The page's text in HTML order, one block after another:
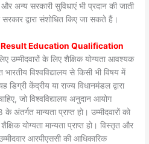
और अन्य सरकारी सुविधाएं भी प्रदान की जाती
द्वारा संशोधित किए जा सकते हैं।
Result Education Qualification
उम्मीदवारों के लिए शैक्षिक योग्यता आवश्यक
विश्वविद्यालय से किसी भी विषय में
डिग्री केंद्रीय या राज्य विधानमंडल द्वारा
जो विश्वविद्यालय अनुदान आयोग
मान्यता प्राप्त हो। उम्मीदवारों को
योग्यता मान्यता प्राप्त हो। विस्तृत और
आरपीएससी की आधिकारिक